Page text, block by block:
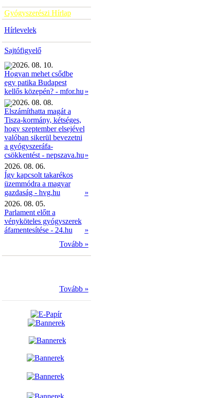
Gyógyszerészi Hírlap
Hírlevelek
Sajtófigyelő
2026. 08. 10.
Hogyan mehet csődbe
egy patika Budapest
kellős közepén? - mfor.hu »
2026. 08. 08.
Elszámíthatta magát a
Tisza-kormány, kétséges,
hogy szeptember elsejével
valóban sikerül bevezetni
a gyógyszeráfa-
csökkentést - nepszava.hu»
2026. 08. 06.
Így kapcsolt takarékos
üzemmódra a magyar
gazdaság - hvg.hu
»
2026. 08. 05.
Parlament előtt a
vényköteles gyógyszerek
áfamentesítése - 24.hu
»
Tovább »
Tovább »